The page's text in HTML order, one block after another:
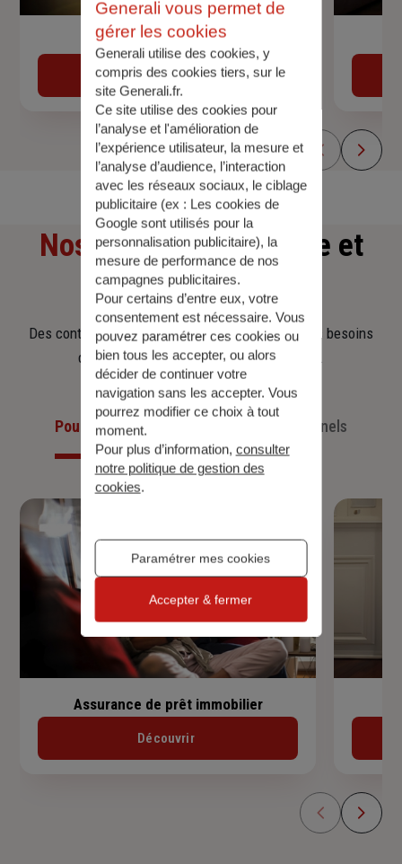
Devis assurance auto
Obtenir une estimation
Nos offresd'assurance et
d'épargne
Des contrats clairs et flexibles pour sécuriser vos besoins
d’aujourd’hui et anticiper ceux de demain.
Pour les particuliers Pour les professionnels
Assurance de prêt immobilier
Découvrir
Generali vous permet de
gérer les cookies
Generali utilise des cookies, y
compris des cookies tiers, sur le
site Generali.fr.
Ce site utilise des cookies pour
l’analyse et l'amélioration de
l’expérience utilisateur, la mesure et
l’analyse d’audience, l’interaction
avec les réseaux sociaux, le ciblage
publicitaire (ex : Les cookies de
Google sont utilisés pour la
personnalisation publicitaire), la
mesure de performance de nos
campagnes publicitaires.
Pour certains d’entre eux, votre
consentement est nécessaire. Vous
pouvez paramétrer ces cookies ou
bien tous les accepter, ou alors
décider de continuer votre
navigation sans les accepter. Vous
pourrez modifier ce choix à tout
moment.
Pour plus d’information, consulter
notre politique de gestion des
cookies.
Paramétrer mes cookies
Accepter & fermer